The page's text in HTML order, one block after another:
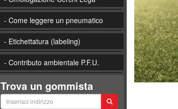
- Come leggere un pneumatico
- Etichettatura (labeling)
- Contributo ambientale P.F.U.
Trova un gommista